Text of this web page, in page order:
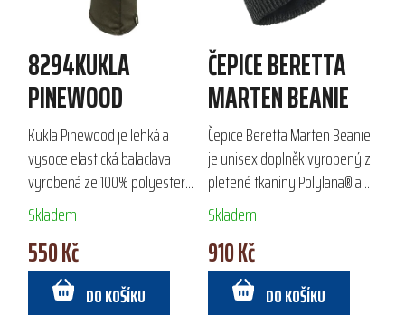
8294KUKLA
PINEWOOD
Kukla Pinewood je lehká a
vysoce elastická balaclava
vyrobená ze 100% polyesteru,
která poskytuje skvělý
komfort a ochranu hlavy.
Ideální pro outdoorové
aktivity v chladném...
Skladem
550 Kč
DO KOŠÍKU
ČEPICE BERETTA
MARTEN BEANIE
Čepice Beretta Marten Beanie
je unisex doplněk vyrobený z
pletené tkaniny Polylana® a
akrylu, který kombinuje
jemnost s ekologickým
přístupem díky
recyklovanému složení.
Vnitřní...
Skladem
910 Kč
DO KOŠÍKU